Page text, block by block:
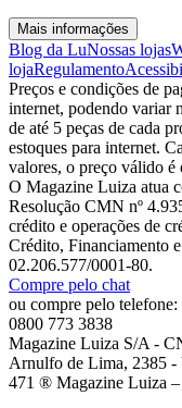
Mais informações
Blog da LuNossas lojas
lojaRegulamento
Preços e condições de
internet, podendo variar
de até 5 peças de cada
estoques para internet.
valores, o preço válido é
O Magazine Luiza atua
Resolução CMN nº
crédito e operações de
Crédito, Financiamento
02.206.577/0001-80.
Compre pelo chat
ou compre pelo telefone:
0800 773 3838
Magazine Luiza S/A -
Arnulfo de Lima, 2385 -
471 ® Magazine Luiza –